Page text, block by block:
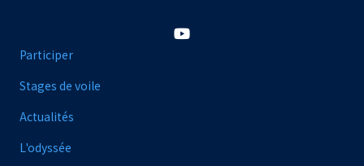
Participer
Stages de voile
Actualités
L'odyssée